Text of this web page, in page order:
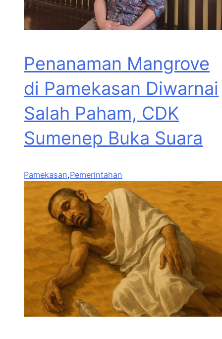
Penanaman Mangrove
di Pamekasan Diwarnai
Salah Paham, CDK
Sumenep Buka Suara
Pamekasan,Pemerintahan